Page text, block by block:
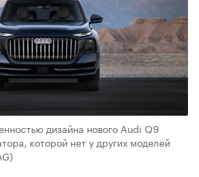
дизайна нового Audi Q9
которой нет у других моделей